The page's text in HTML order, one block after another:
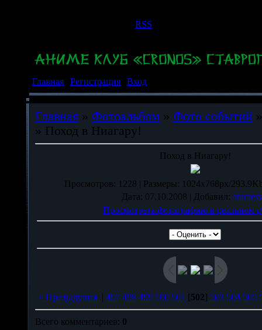
RSS
Главная Регистрация Вход
Главная » Фотоальбом » Фото событий
» Поход в Ниагару!
Поход в Ниагару!
Просмотров: 1228 | Размеры: 1024x768px/
Дата: 07.10.2008 | Добавил:
Просмотреть фотографию в реальном
« Предыдущая | 497 498 499 500 501 [502] 503 504 505
Всего комментариев: 0